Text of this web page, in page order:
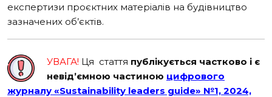
експертизи проєктних матеріалів на будівництво
зазначених об’єктів.
УВАГА! Ця стаття публікується частково і є
невідʼємною частиною цифрового
журналу «Sustainability leaders guide» №1, 2024,